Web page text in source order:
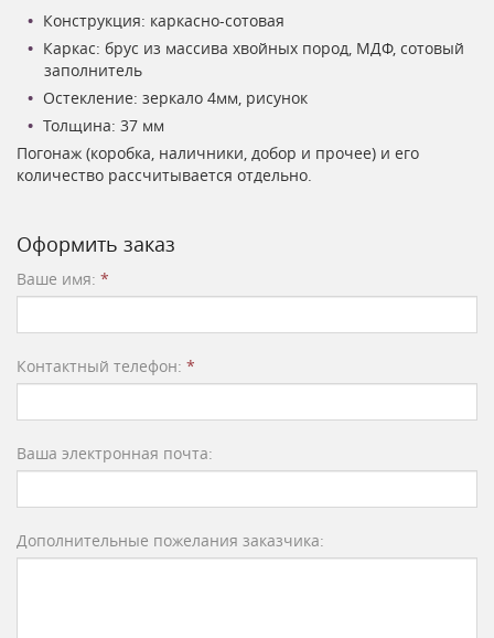
Конструкция: каркасно-сотовая
Каркас: брус из массива хвойных пород, МДФ, сотовый
заполнитель
Остекление: зеркало 4мм, рисунок
Толщина: 37 мм
Погонаж (коробка, наличники, добор и прочее) и его
количество рассчитывается отдельно.
Оформить заказ
Ваше имя: *
Контактный телефон: *
Ваша электронная почта:
Дополнительные пожелания заказчика: